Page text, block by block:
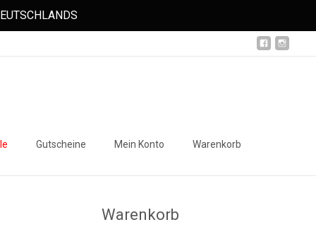
Gutscheine Mein Konto Warenkorb
Warenkorb